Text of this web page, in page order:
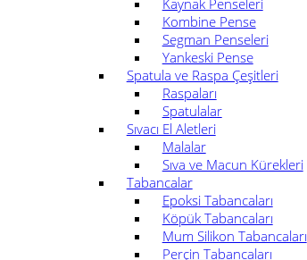
Kombine Pense
Segman Penseleri
Yankeski Pense
Spatula ve Raspa Çeşitleri
Raspaları
Spatulalar
Sıvacı El Aletleri
Malalar
Sıva ve Macun Kürekleri
Tabancalar
Epoksi Tabancaları
Köpük Tabancaları
Mum Silikon Tabancaları
Perçin Tabancaları